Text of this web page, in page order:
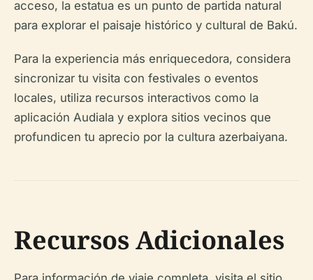
acceso, la estatua es un punto de partida natural
para explorar el paisaje histórico y cultural de Bakú.
Para la experiencia más enriquecedora, considera
sincronizar tu visita con festivales o eventos
locales, utiliza recursos interactivos como la
aplicación Audiala y explora sitios vecinos que
profundicen tu aprecio por la cultura azerbaiyana.
Recursos Adicionales